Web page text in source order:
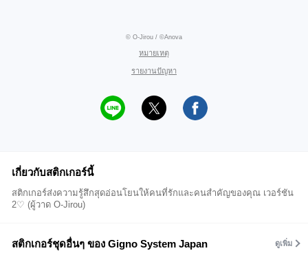
© O-Jirou / ©Anova
หมายเหตุ
รายงานปัญหา
เกี่ยวกับสติกเกอร์นี้
สติกเกอร์ส่งความรู้สึกสุดอ่อนโยนให้คนที่รักและคนสำคัญของคุณ เวอร์ชัน
2♡ (ผู้วาด O-Jirou)
สติกเกอร์ชุดอื่นๆ ของ Gigno System Japan ดูเพิ่ม